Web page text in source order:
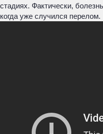
стадиях. Фактически,
когда уже случился перелом.